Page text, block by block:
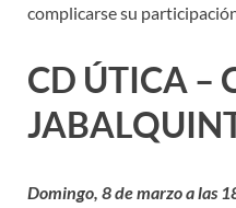
complicarse su
CD ÚTICA –
Domingo, 8 de marzo a las